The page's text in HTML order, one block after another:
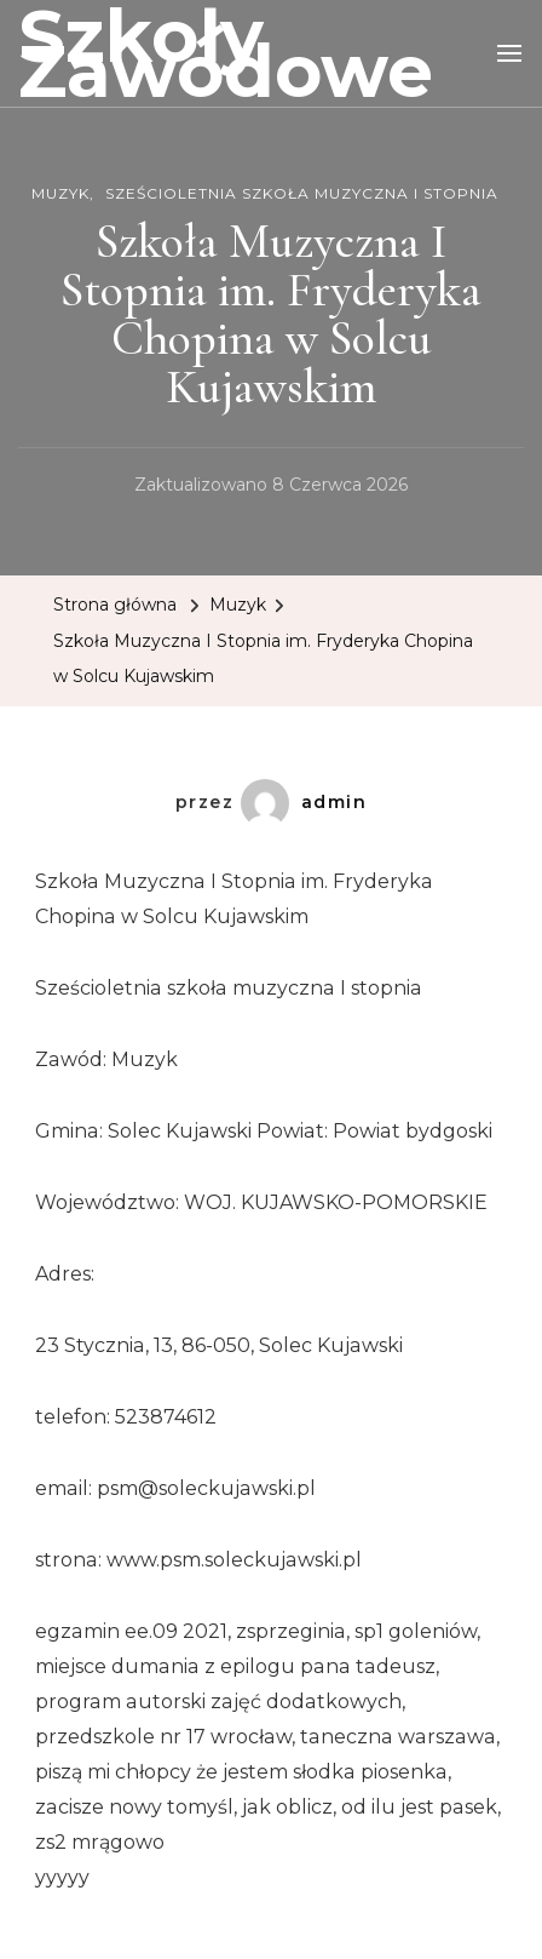
Szkoły
Zawodowe
MUZYK SZEŚCIOLETNIA SZKOŁA MUZYCZNA I STOPNIA
Szkoła Muzyczna I
Stopnia im. Fryderyka
Chopina w Solcu
Kujawskim
Zaktualizowano 8 Czerwca 2026
Strona główna
Muzyk
Szkoła Muzyczna I Stopnia im. Fryderyka Chopina
w Solcu Kujawskim
przez admin
Szkoła Muzyczna I Stopnia im. Fryderyka
Chopina w Solcu Kujawskim
Sześcioletnia szkoła muzyczna I stopnia
Zawód: Muzyk
Gmina: Solec Kujawski Powiat: Powiat bydgoski
Województwo: WOJ. KUJAWSKO-POMORSKIE
Adres:
23 Stycznia, 13, 86-050, Solec Kujawski
telefon: 523874612
email: psm@soleckujawski.pl
strona: www.psm.soleckujawski.pl
egzamin ee.09 2021, zsprzeginia, sp1 goleniów,
miejsce dumania z epilogu pana tadeusz,
program autorski zajęć dodatkowych,
przedszkole nr 17 wrocław, taneczna warszawa,
piszą mi chłopcy że jestem słodka piosenka,
zacisze nowy tomyśl, jak oblicz, od ilu jest pasek,
zs2 mrągowo
yyyyy